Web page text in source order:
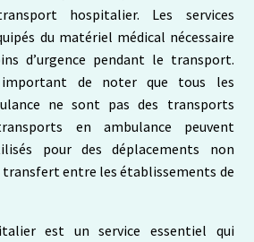
hospitalier. Les services
du matériel médical nécessaire
d’urgence pendant le transport.
de noter que tous les
ne sont pas des transports
en ambulance peuvent
pour des déplacements non
transfert entre les établissements de
est un service essentiel qui